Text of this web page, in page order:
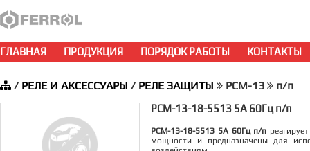
ГЛАВНАЯ ПРОДУКЦИЯ ПОРЯДОК РАБОТЫ КОНТАКТЫ
/ РЕЛЕ И АКСЕССУАРЫ / РЕЛЕ ЗАЩИТЫ РСМ-13 п/п
РСМ-13-18-5513 5А 60Гц п/п
РСМ-13-18-5513 5А 60Гц п/п
мощности и предназначены для